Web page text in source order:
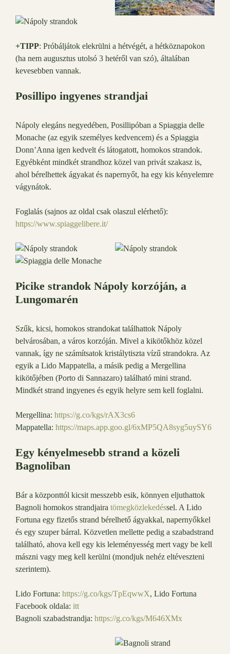
+TIPP: Próbáljátok elekrülni a hétvégét, a hétköznapokon
(ha nem augusztus utolsó 3 hetéről van szó), általában
kevesebben vannak.
Posillipo ingyenes strandjai
Nápoly elegáns negyedében, Posillipóban a Spiaggia delle
Monache (az egyik személyes kedvencem) és a Spiaggia
Donn’Anna igen kedvelt és látogatott, homokos strandok.
Egyébként mindkét strandhoz közel van privát szakasz is,
ahol bérelhettek ágyakat és napernyőt, ha egy kis kényelemre
vágynátok.
Foglalás (sajnos az oldal csak olaszul elérhető):
https://www.spiaggelibere.it/
Picike strandok Nápoly korzóján, a
Lungomarén
Szűk, kicsi, homokos strandokat találhattok Nápoly
belvárosában, a város korzóján. Mivel a kikötőkhöz közel
vannak, így ne számítsatok kristálytiszta vízű strandokra. Az
egyik a Lido Mappatella, a másik pedig a Mergellina
kikötőjében (Porto di Sannazaro) található mini strand.
Mindkét strand ingyenes és egyik helyre sem kell foglalni.
Mergellina: https://g.co/kgs/rAX3cs6
Mappatella: https://maps.app.goo.gl/6xMP5QA8syg5uySY6
Egy kényelmesebb strand a közeli
Bagnoliban
Bár a központtól kicsit messzebb esik, könnyen eljuthattok
Bagnoli homokos strandjaira tömegközlekedéssel. A Lido
Fortuna egy fizetős strand bérelhető ágyakkal, napernyőkkel
és egy szuper bárral. Közvetlen mellette pedig a szabadstrand
található, ahova kell egy kis leleményesség mert vagy be kell
mászni vagy meg kell kerülni (mondjuk nehéz eltéveszteni
szerintem).
Lido Fortuna: https://g.co/kgs/TpEqwwX, Lido Fortuna
Facebook oldala: itt
Bagnoli szabadstrandja: https://g.co/kgs/M646XMx